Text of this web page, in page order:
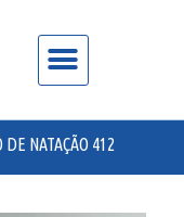
DE NATAÇÃO 412